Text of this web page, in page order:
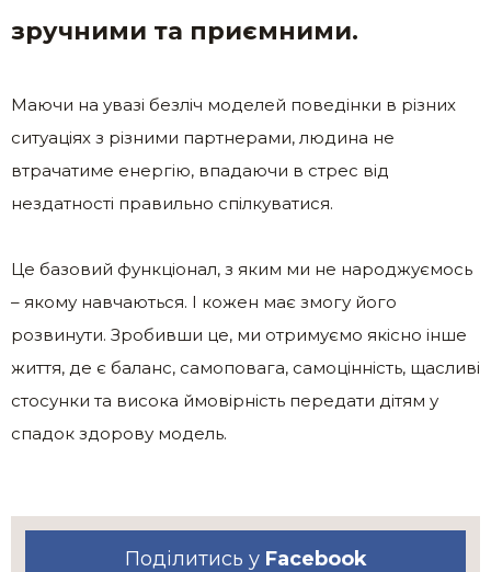
зручними та приємними.
Маючи на увазі безліч моделей поведінки в різних
ситуаціях з різними партнерами, людина не
втрачатиме енергію, впадаючи в стрес від
нездатності правильно спілкуватися.
Це базовий функціонал, з яким ми не народжуємось
– якому навчаються. І кожен має змогу його
розвинути. Зробивши це, ми отримуємо якісно інше
життя, де є баланс, самоповага, самоцінність, щасливі
стосунки та висока ймовірність передати дітям у
спадок здорову модель.
Поділитись у Facebook